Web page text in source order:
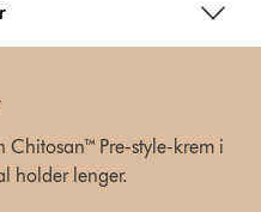
Chitosan™ Pre-style-krem i
holder lenger.